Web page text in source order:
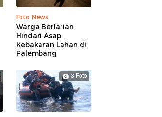
Foto News
Warga Berlarian
Hindari Asap
Kebakaran Lahan di
Palembang
3 Foto